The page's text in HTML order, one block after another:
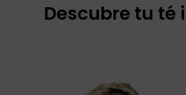
Descubre tu té